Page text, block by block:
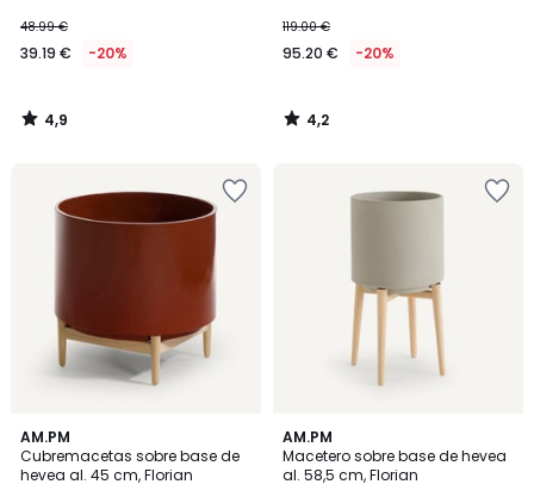
48.99 €
39.19 € -20%
4,9
/
119.00 €
95.20 € -20%
4,2
/
AM.PM
Cubremacetas sobre base de
hevea al. 45 cm, Florian
4,1
/ 5
AM.PM
Macetero sobre base de hevea
al. 58,5 cm, Florian
4
/
5